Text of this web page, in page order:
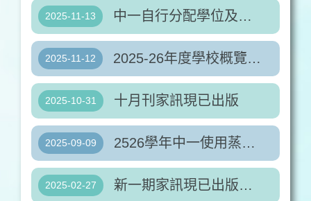
2025-11-13 中一自行分配學位及插班申請
2025-11-12 2025-26年度學校概覽現已出版
2025-10-31 十月刊家訊現已出版
2025-09-09 2526學年中一使用蒸飯服務名單
2025-02-27 新一期家訊現已出版，詳情請參閱附件。